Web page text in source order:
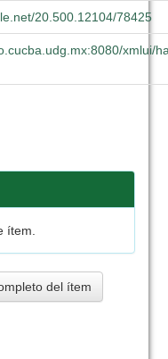
20.500.12104/78425
xmlui/
ítem.
del ítem